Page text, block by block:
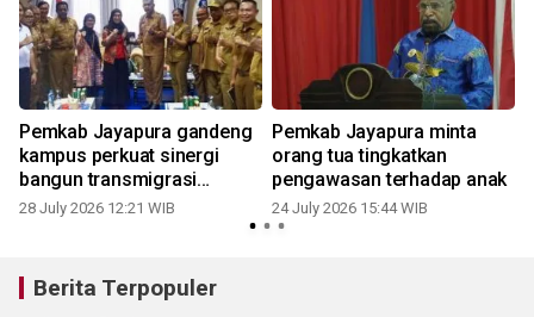
Pemkab Jayapura gandeng
kampus perkuat sinergi
bangun transmigrasi
berkelanjutan
28 July 2026 12:21 WIB
Pemkab Jayapura minta
orang tua tingkatkan
pengawasan terhadap anak
24 July 2026 15:44 WIB
Berita Terpopuler